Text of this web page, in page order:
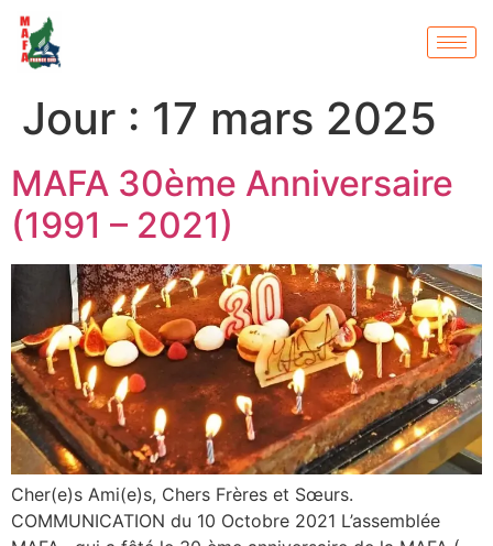
Jour : 17 mars 2025
MAFA 30ème Anniversaire
(1991 – 2021)
Cher(e)s Ami(e)s, Chers Frères et Sœurs.
COMMUNICATION du 10 Octobre 2021 L’assemblée